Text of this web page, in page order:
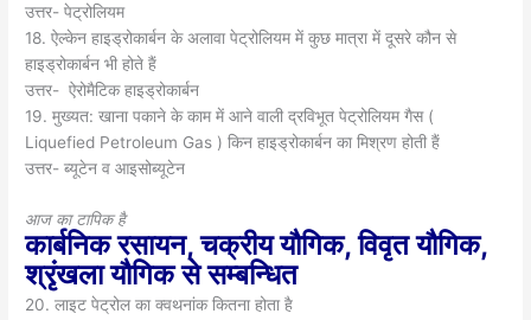
उत्तर- पेट्रोलियम
18. ऐल्केन हाइड्रोकार्बन के अलावा पेट्रोलियम में कुछ मात्रा में दूसरे कौन से
हाइड्रोकार्बन भी होते हैं
उत्तर- ऐरोमैटिक हाइड्रोकार्बन
19. मुख्यत: खाना पकाने के काम में आने वाली द्रविभूत पेट्रोलियम गैस (
Liquefied Petroleum Gas ) किन हाइड्रोकार्बन का मिश्रण होती हैं
उत्तर- ब्यूटेन व आइसोब्यूटेन
आज का टापिक है
कार्बनिक रसायन, चक्रीय यौगिक, विवृत यौगिक,
श्रृंखला यौगिक से सम्बन्धित
20. लाइट पेट्रोल का क्वथनांक कितना होता है